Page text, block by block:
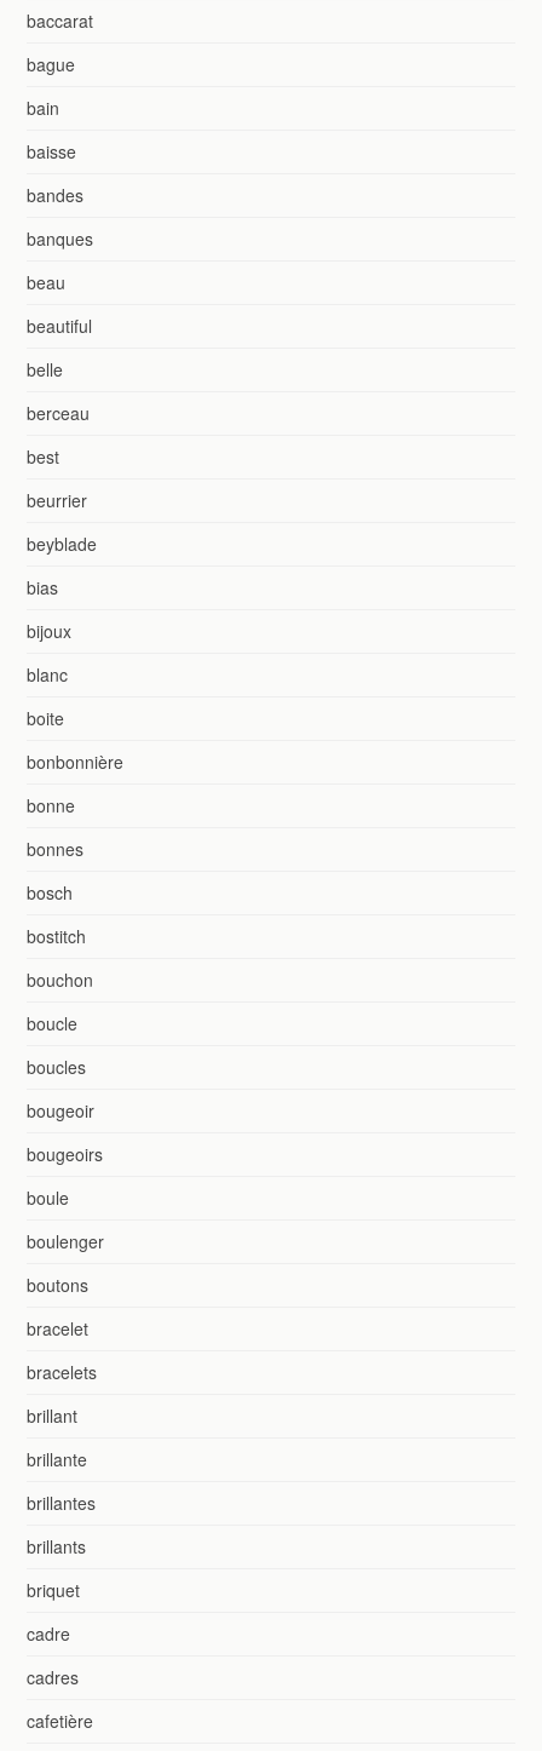
baccarat
bague
bain
baisse
bandes
banques
beau
beautiful
belle
berceau
best
beurrier
beyblade
bias
bijoux
blanc
boite
bonbonnière
bonne
bonnes
bosch
bostitch
bouchon
boucle
boucles
bougeoir
bougeoirs
boule
boulenger
boutons
bracelet
bracelets
brillant
brillante
brillantes
brillants
briquet
cadre
cadres
cafetière